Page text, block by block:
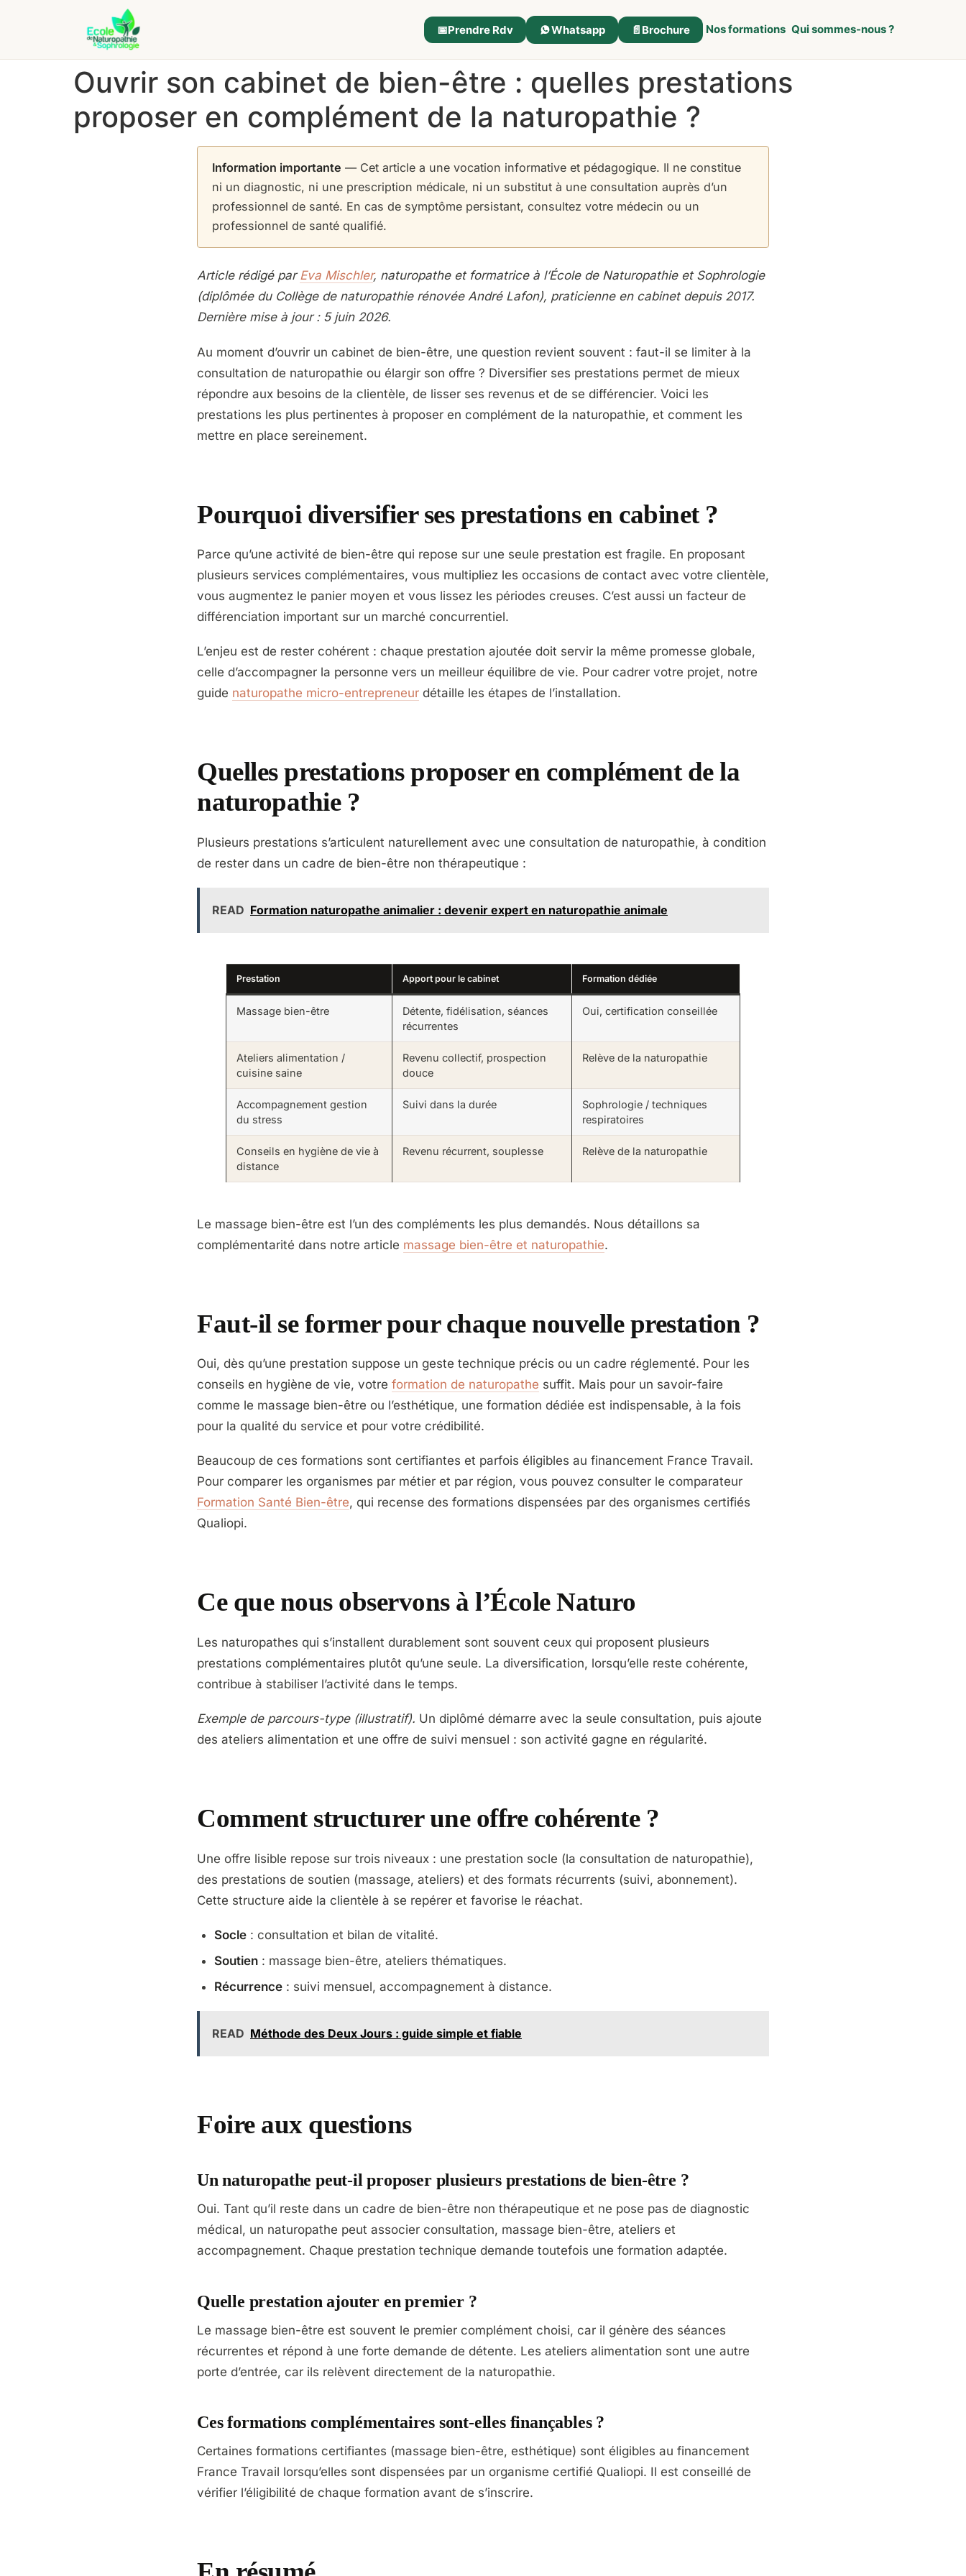
📅Prendre Rdv Whatsapp 📄 Brochure Nos formations Qui sommes-nous ?
Ouvrir son cabinet de bien-être : quelles prestations
proposer en complément de la naturopathie ?
Information importante — Cet article a une vocation informative et pédagogique. Il ne constitue
ni un diagnostic, ni une prescription médicale, ni un substitut à une consultation auprès d’un
professionnel de santé. En cas de symptôme persistant, consultez votre médecin ou un
professionnel de santé qualifié.
Article rédigé parEva Mischler, naturopathe et formatrice à l’École de Naturopathie et Sophrologie
(diplômée du Collège de naturopathie rénovée André Lafon), praticienne en cabinet depuis 2017.
Dernière mise à jour : 5 juin 2026.
Au moment d’ouvrir un cabinet de bien-être, une question revient souvent : faut-il se limiter à la
consultation de naturopathie ou élargir son offre ? Diversifier ses prestations permet de mieux
répondre aux besoins de la clientèle, de lisser ses revenus et de se différencier. Voici les
prestations les plus pertinentes à proposer en complément de la naturopathie, et comment les
mettre en place sereinement.
Pourquoi diversifier ses prestations en cabinet ?
Parce qu’une activité de bien-être qui repose sur une seule prestation est fragile. En proposant
plusieurs services complémentaires, vous multipliez les occasions de contact avec votre clientèle,
vous augmentez le panier moyen et vous lissez les périodes creuses. C’est aussi un facteur de
différenciation important sur un marché concurrentiel.
L’enjeu est de rester cohérent : chaque prestation ajoutée doit servir la même promesse globale,
celle d’accompagner la personne vers un meilleur équilibre de vie. Pour cadrer votre projet, notre
guide naturopathe micro-entrepreneur détaille les étapes de l’installation.
Quelles prestations proposer en complément de la
naturopathie ?
Plusieurs prestations s’articulent naturellement avec une consultation de naturopathie, à condition
de rester dans un cadre de bien-être non thérapeutique :
READ Formation naturopathe animalier : devenir expert en naturopathie animale
Prestation Apport pour le cabinet Formation dédiée
Massage bien-être
Détente, fidélisation, séances
récurrentes
Oui, certification conseillée
Ateliers alimentation /
cuisine saine
Revenu collectif, prospection
douce
Relève de la naturopathie
Accompagnement gestion
du stress
Suivi dans la durée
Sophrologie / techniques
respiratoires
Conseils en hygiène de vie à
distance
Revenu récurrent, souplesse Relève de la naturopathie
Le massage bien-être est l’un des compléments les plus demandés. Nous détaillons sa
complémentarité dans notre article massage bien-être et naturopathie.
Faut-il se former pour chaque nouvelle prestation ?
Oui, dès qu’une prestation suppose un geste technique précis ou un cadre réglementé. Pour les
conseils en hygiène de vie, votre formation de naturopathe suffit. Mais pour un savoir-faire
comme le massage bien-être ou l’esthétique, une formation dédiée est indispensable, à la fois
pour la qualité du service et pour votre crédibilité.
Beaucoup de ces formations sont certifiantes et parfois éligibles au financement France Travail.
Pour comparer les organismes par métier et par région, vous pouvez consulter le comparateur
Formation Santé Bien-être, qui recense des formations dispensées par des organismes certifiés
Qualiopi.
Ce que nous observons à l’École Naturo
Les naturopathes qui s’installent durablement sont souvent ceux qui proposent plusieurs
prestations complémentaires plutôt qu’une seule. La diversification, lorsqu’elle reste cohérente,
contribue à stabiliser l’activité dans le temps.
Exemple de parcours-type (illustratif). Un diplômé démarre avec la seule consultation, puis ajoute
des ateliers alimentation et une offre de suivi mensuel : son activité gagne en régularité.
Comment structurer une offre cohérente ?
Une offre lisible repose sur trois niveaux : une prestation socle (la consultation de naturopathie),
des prestations de soutien (massage, ateliers) et des formats récurrents (suivi, abonnement).
Cette structure aide la clientèle à se repérer et favorise le réachat.
Socle: consultation et bilan de vitalité.
Soutien: massage bien-être, ateliers thématiques.
Récurrence: suivi mensuel, accompagnement à distance.
READ Méthode des Deux Jours : guide simple et fiable
Foire aux questions
Un naturopathe peut-il proposer plusieurs prestations de bien-être ?
Oui. Tant qu’il reste dans un cadre de bien-être non thérapeutique et ne pose pas de diagnostic
médical, un naturopathe peut associer consultation, massage bien-être, ateliers et
accompagnement. Chaque prestation technique demande toutefois une formation adaptée.
Quelle prestation ajouter en premier ?
Le massage bien-être est souvent le premier complément choisi, car il génère des séances
récurrentes et répond à une forte demande de détente. Les ateliers alimentation sont une autre
porte d’entrée, car ils relèvent directement de la naturopathie.
Ces formations complémentaires sont-elles finançables ?
Certaines formations certifiantes (massage bien-être, esthétique) sont éligibles au financement
France Travail lorsqu’elles sont dispensées par un organisme certifié Qualiopi. Il est conseillé de
vérifier l’éligibilité de chaque formation avant de s’inscrire.